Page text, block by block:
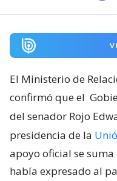
El Ministerio de
confirmó que el
del senador Rojo
presidencia de la
apoyo oficial se
había expresado al